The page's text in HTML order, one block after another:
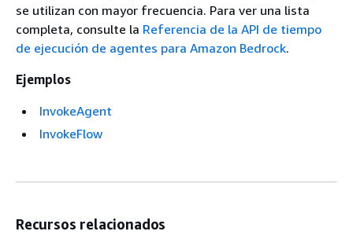
se utilizan con mayor frecuencia. Para ver una lista
completa, consulte la Referencia de la API de tiempo
de ejecución de agentes para Amazon Bedrock.
Ejemplos
InvokeAgent
InvokeFlow
Recursos relacionados